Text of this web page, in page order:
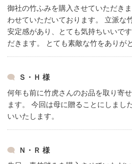
御社の竹ふみを購入させていただきま
わせていただいております。
立派な
安定感があり、とても気持ちいいです
だきます。
とても素敵な竹をありが
Ｓ・Ｈ 様
何年も前に竹虎さんのお品を取り寄
ます。
今回は母に贈ることにしまし
いいたします。
Ｎ・Ｒ 様